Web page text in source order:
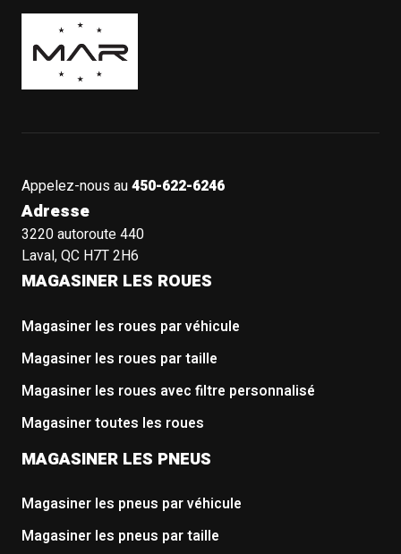
Boutique Mags à Rabais
Appelez-nous au450-622-6246
Adresse
3220 autoroute 440
Laval, QC H7T 2H6
MAGASINER LES ROUES
Magasiner les roues par véhicule
Magasiner les roues par taille
Magasiner les roues avec filtre personnalisé
Magasiner toutes les roues
MAGASINER LES PNEUS
Magasiner les pneus par véhicule
Magasiner les pneus par taille